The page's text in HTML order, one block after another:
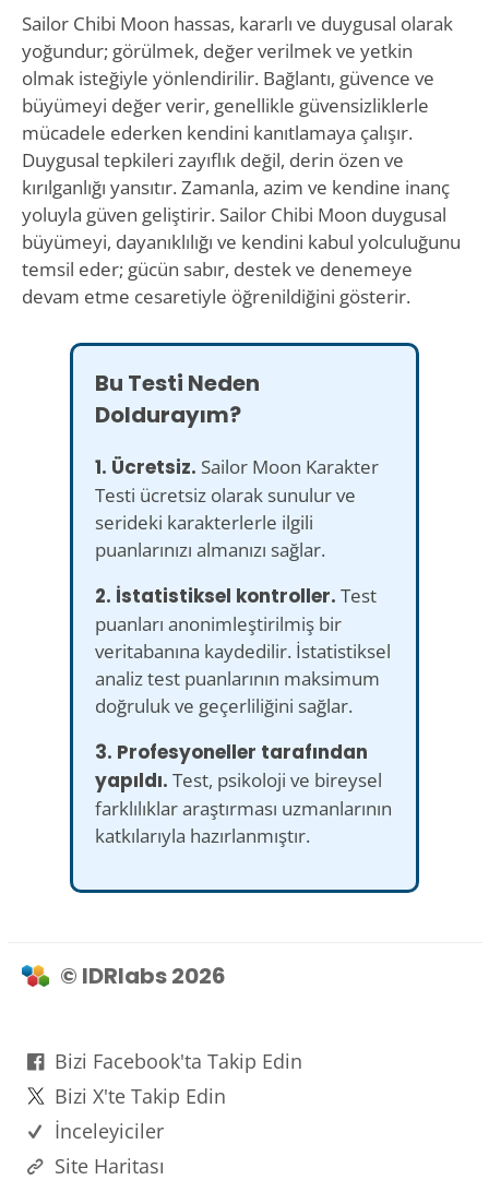
Sailor Chibi Moon hassas, kararlı ve duygusal olarak
yoğundur; görülmek, değer verilmek ve yetkin
olmak isteğiyle yönlendirilir. Bağlantı, güvence ve
büyümeyi değer verir, genellikle güvensizliklerle
mücadele ederken kendini kanıtlamaya çalışır.
Duygusal tepkileri zayıflık değil, derin özen ve
kırılganlığı yansıtır. Zamanla, azim ve kendine inanç
yoluyla güven geliştirir. Sailor Chibi Moon duygusal
büyümeyi, dayanıklılığı ve kendini kabul yolculuğunu
temsil eder; gücün sabır, destek ve denemeye
devam etme cesaretiyle öğrenildiğini gösterir.
Bu Testi Neden
Doldurayım?
1. Ücretsiz. Sailor Moon Karakter
Testi ücretsiz olarak sunulur ve
serideki karakterlerle ilgili
puanlarınızı almanızı sağlar.
2. İstatistiksel kontroller. Test
puanları anonimleştirilmiş bir
veritabanına kaydedilir. İstatistiksel
analiz test puanlarının maksimum
doğruluk ve geçerliliğini sağlar.
3. Profesyoneller tarafından
yapıldı. Test, psikoloji ve bireysel
farklılıklar araştırması uzmanlarının
katkılarıyla hazırlanmıştır.
© IDRlabs 2026
Bizi Facebook'ta Takip Edin
Bizi X'te Takip Edin
İnceleyiciler
Site Haritası